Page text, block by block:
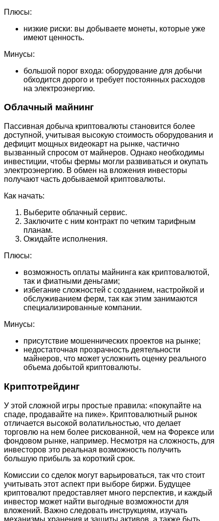
Плюсы:
низкие риски: вы добываете монеты, которые уже
имеют ценность.
Минусы:
большой порог входа: оборудование для добычи
обходится дорого и требует постоянных расходов
на электроэнергию.
Облачный майнинг
Пассивная добыча криптовалюты становится более
доступной, учитывая высокую стоимость оборудования и
дефицит мощных видеокарт на рынке, частично
вызванный спросом от майнеров. Однако необходимы
инвестиции, чтобы фермы могли развиваться и окупать
электроэнергию. В обмен на вложения инвесторы
получают часть добываемой криптовалюты.
Как начать:
Выберите облачный сервис.
Заключите с ним контракт по четким тарифным
планам.
Ожидайте исполнения.
Плюсы:
возможность оплаты майнинга как криптовалютой,
так и фиатными деньгами;
избегание сложностей с созданием, настройкой и
обслуживанием ферм, так как этим занимаются
специализированные компании.
Минусы:
присутствие мошеннических проектов на рынке;
недостаточная прозрачность деятельности
майнеров, что может усложнить оценку реального
объема добытой криптовалюты.
Криптотрейдинг
У этой сложной игры простые правила: «покупайте на
спаде, продавайте на пике». Криптовалютный рынок
отличается высокой волатильностью, что делает
торговлю на нем более рискованной, чем на Форексе или
фондовом рынке, например. Несмотря на сложность, для
инвесторов это реальная возможность получить
большую прибыль за короткий срок.
Комиссии со сделок могут варьироваться, так что стоит
учитывать этот аспект при выборе биржи. Будущее
криптовалют предоставляет много перспектив, и каждый
инвестор может найти выгодные возможности для
вложений. Важно следовать инструкциям, изучать
механизмы хранения и защиты активов, а также быть